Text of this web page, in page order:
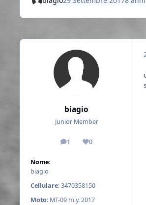
biagio
Junior Member
1
messaggi
0
Reputazione
Nome:
biagio
Cellulare: 3470358150
Moto: MT-09 m.y. 2017